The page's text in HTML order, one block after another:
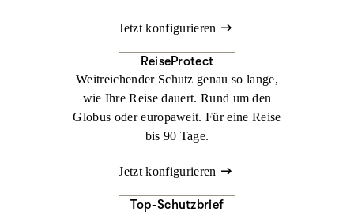
Jetzt konfigurieren
ReiseProtect
Weitreichender Schutz genau so lange,
wie Ihre Reise dauert. Rund um den
Globus oder europaweit. Für eine Reise
bis 90 Tage.
Jetzt konfigurieren
Top-Schutzbrief